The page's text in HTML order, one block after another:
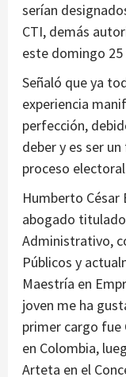
serían
CTI, demás
este domingo
Señaló que ya
experiencia
perfección,
deber y es ser
proceso
Humberto César
abogado
Administrativo,
Públicos y
Maestría en
joven me ha
primer cargo fue
en Colombia,
Arteta en el